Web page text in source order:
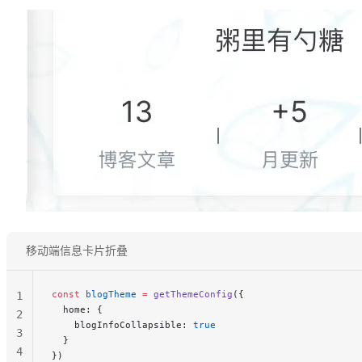
移动端信息卡片折叠
const blogTheme = getThemeConfig ({
  home: {
    blogInfoCollapsible:
true
  }
})
1
2
3
4